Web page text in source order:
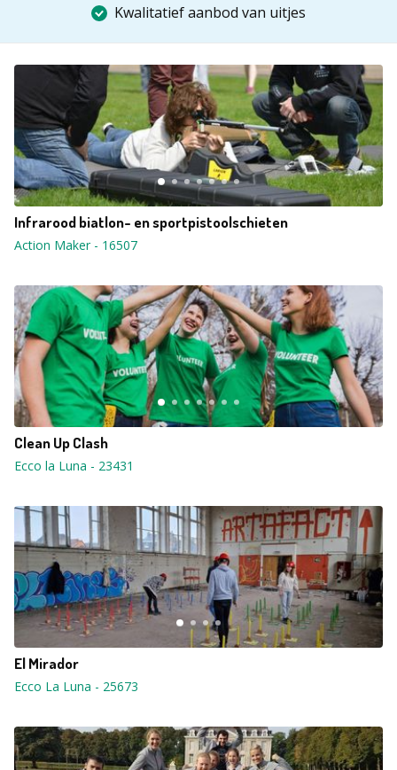
Kwalitatief aanbod van uitjes
Infrarood biatlon- en sportpistoolschieten
Action Maker- 16507
Clean Up Clash
Ecco la Luna - 23431
El Mirador
Ecco La Luna - 25673